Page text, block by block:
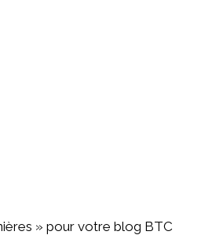
» pour votre blog BTC